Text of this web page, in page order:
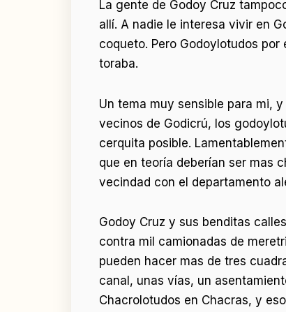
La gente de Godoy Cruz
allí. A nadie le interesa vivir en
coqueto. Pero Godoylotudos
toraba.
Un tema muy sensible para mi,
vecinos de Godicrú, los
cerquita posible.
que en teoría deberían ser mas
vecindad con el departamento
Godoy Cruz y sus benditas
contra mil camionadas de
pueden hacer mas de tres
canal, unas vías, un
Chacrolotudos en Chacras, y